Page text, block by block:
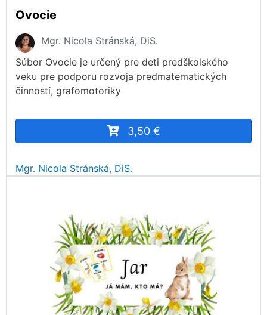
Ovocie
Mgr. Nicola Stránská, DiS.
Súbor Ovocie je určený pre deti predškolského
veku pre podporu rozvoja predmatematických
činností, grafomotoriky
3,50 €
Mgr. Nicola Stránská, DiS.